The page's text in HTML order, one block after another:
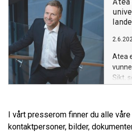
Atea
Sikt,
250
I vårt presserom finner du alle
kontaktpersoner, bilder,